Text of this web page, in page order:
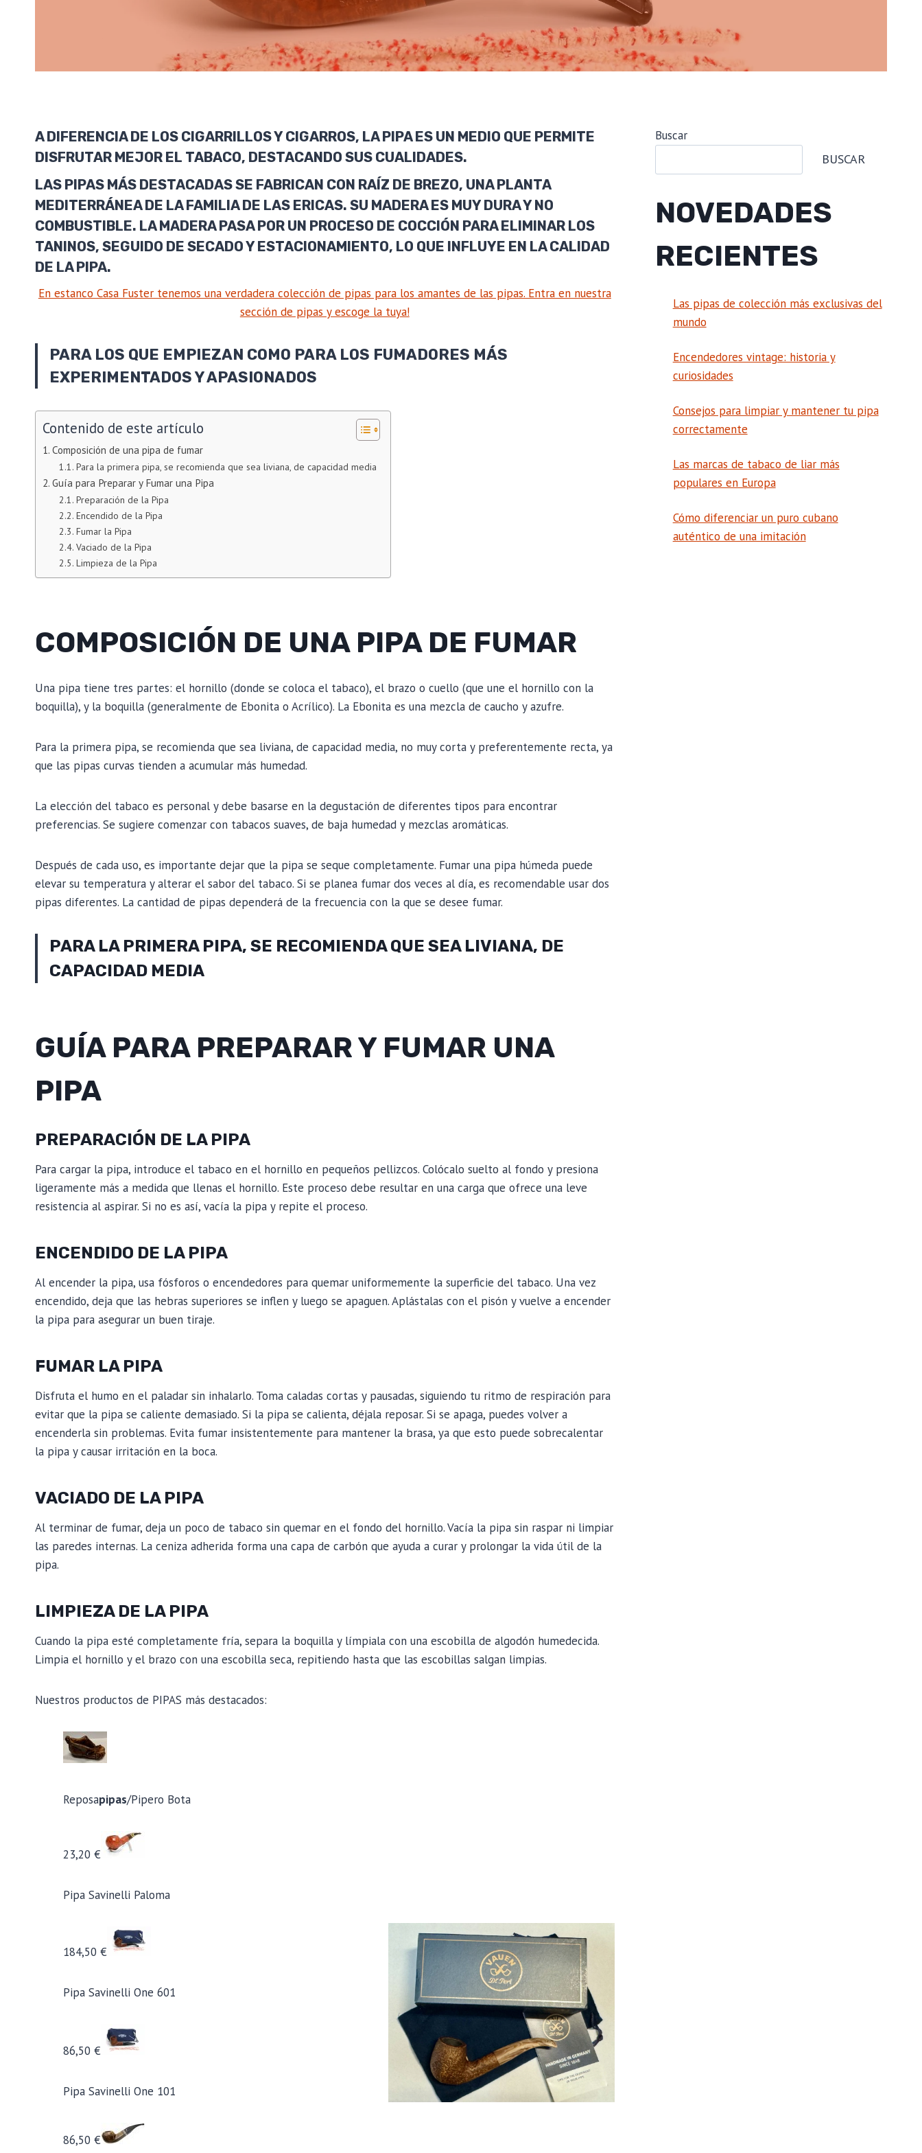
A DIFERENCIA DE LOS CIGARRILLOS Y CIGARROS, LA PIPA ES UN MEDIO QUE PERMITE
DISFRUTAR MEJOR EL TABACO, DESTACANDO SUS CUALIDADES.
LAS PIPAS MÁS DESTACADAS SE FABRICAN CON RAÍZ DE BREZO, UNA PLANTA
MEDITERRÁNEA DE LA FAMILIA DE LAS ERICAS. SU MADERA ES MUY DURA Y NO
COMBUSTIBLE. LA MADERA PASA POR UN PROCESO DE COCCIÓN PARA ELIMINAR LOS
TANINOS, SEGUIDO DE SECADO Y ESTACIONAMIENTO, LO QUE INFLUYE EN LA CALIDAD
DE LA PIPA.
En estanco Casa Fuster tenemos una verdadera colección de pipas para los amantes de las pipas. Entra en nuestra
sección de pipas y escoge la tuya!
PARA LOS QUE EMPIEZAN COMO PARA LOS FUMADORES MÁS
EXPERIMENTADOS Y APASIONADOS
Contenido de este artículo
Composición de una pipa de fumar
Para la primera pipa, se recomienda que sea liviana, de capacidad media
Guía para Preparar y Fumar una Pipa
Preparación de la Pipa
Encendido de la Pipa
Fumar la Pipa
Vaciado de la Pipa
Limpieza de la Pipa
COMPOSICIÓN DE UNA PIPA DE FUMAR
Una pipa tiene tres partes: el hornillo (donde se coloca el tabaco), el brazo o cuello (que une el hornillo con la
boquilla), y la boquilla (generalmente de Ebonita o Acrílico). La Ebonita es una mezcla de caucho y azufre.
Para la primera pipa, se recomienda que sea liviana, de capacidad media, no muy corta y preferentemente recta, ya
que las pipas curvas tienden a acumular más humedad.
La elección del tabaco es personal y debe basarse en la degustación de diferentes tipos para encontrar
preferencias. Se sugiere comenzar con tabacos suaves, de baja humedad y mezclas aromáticas.
Después de cada uso, es importante dejar que la pipa se seque completamente. Fumar una pipa húmeda puede
elevar su temperatura y alterar el sabor del tabaco. Si se planea fumar dos veces al día, es recomendable usar dos
pipas diferentes. La cantidad de pipas dependerá de la frecuencia con la que se desee fumar.
PARA LA PRIMERA PIPA, SE RECOMIENDA QUE SEA LIVIANA, DE
CAPACIDAD MEDIA
GUÍA PARA PREPARAR Y FUMAR UNA
PIPA
PREPARACIÓN DE LA PIPA
Para cargar la pipa, introduce el tabaco en el hornillo en pequeños pellizcos. Colócalo suelto al fondo y presiona
ligeramente más a medida que llenas el hornillo. Este proceso debe resultar en una carga que ofrece una leve
resistencia al aspirar. Si no es así, vacía la pipa y repite el proceso.
ENCENDIDO DE LA PIPA
Al encender la pipa, usa fósforos o encendedores para quemar uniformemente la superficie del tabaco. Una vez
encendido, deja que las hebras superiores se inflen y luego se apaguen. Aplástalas con el pisón y vuelve a encender
la pipa para asegurar un buen tiraje.
FUMAR LA PIPA
Disfruta el humo en el paladar sin inhalarlo. Toma caladas cortas y pausadas, siguiendo tu ritmo de respiración para
evitar que la pipa se caliente demasiado. Si la pipa se calienta, déjala reposar. Si se apaga, puedes volver a
encenderla sin problemas. Evita fumar insistentemente para mantener la brasa, ya que esto puede sobrecalentar
la pipa y causar irritación en la boca.
VACIADO DE LA PIPA
Al terminar de fumar, deja un poco de tabaco sin quemar en el fondo del hornillo. Vacía la pipa sin raspar ni limpiar
las paredes internas. La ceniza adherida forma una capa de carbón que ayuda a curar y prolongar la vida útil de la
pipa.
LIMPIEZA DE LA PIPA
Cuando la pipa esté completamente fría, separa la boquilla y límpiala con una escobilla de algodón humedecida.
Limpia el hornillo y el brazo con una escobilla seca, repitiendo hasta que las escobillas salgan limpias.
Nuestros productos de PIPAS más destacados:
Reposapipas/Pipero Bota
23,20 €
Pipa Savinelli Paloma
184,50 €
Pipa Savinelli One 601
86,50 €
Pipa Savinelli One 101
86,50 €
Buscar
BUSCAR
NOVEDADES
RECIENTES
Las pipas de colección más exclusivas del
mundo
Encendedores vintage: historia y
curiosidades
Consejos para limpiar y mantener tu pipa
correctamente
Las marcas de tabaco de liar más
populares en Europa
Cómo diferenciar un puro cubano
auténtico de una imitación